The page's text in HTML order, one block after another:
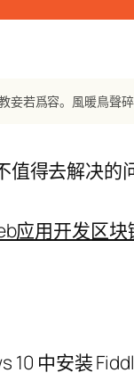
值得去解决的
应用开发区块
10 中安装